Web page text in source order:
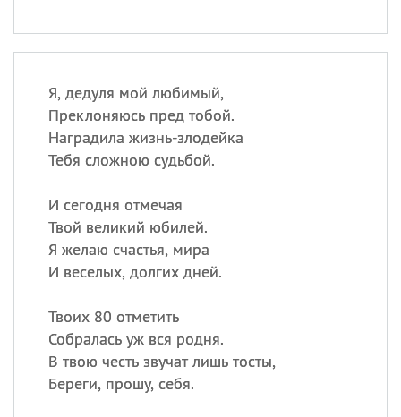
Я, дедуля мой любимый,
Преклоняюсь пред тобой.
Наградила жизнь-злодейка
Тебя сложною судьбой.
И сегодня отмечая
Твой великий юбилей.
Я желаю счастья, мира
И веселых, долгих дней.
Твоих 80 отметить
Собралась уж вся родня.
В твою честь звучат лишь тосты,
Береги, прошу, себя.